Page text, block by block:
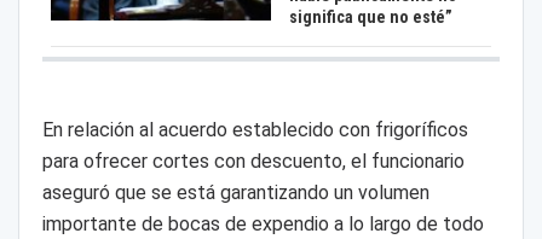
significa que no esté”
En relación al acuerdo establecido con frigoríficos
para ofrecer cortes con descuento, el funcionario
aseguró que se está garantizando un volumen
importante de bocas de expendio a lo largo de todo